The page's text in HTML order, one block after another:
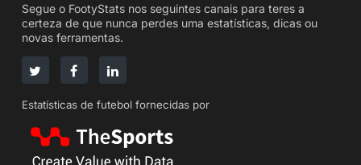
Segue o FootyStats nos seguintes canais para teres a
certeza de que nunca perdes uma estatísticas, dicas ou
novas ferramentas.
Estatísticas de futebol fornecidas por